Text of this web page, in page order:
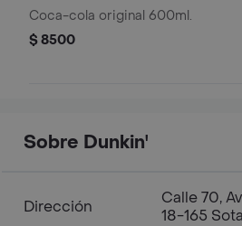
Coca-cola original 600ml.
$ 8500
Sobre Dunkin'
Dirección
Calle 70,
18-165